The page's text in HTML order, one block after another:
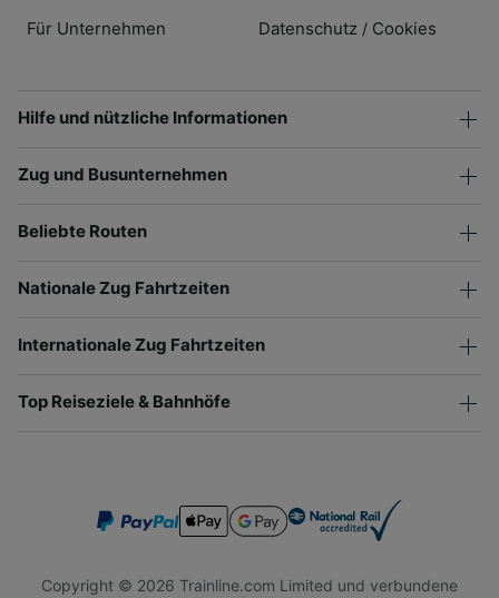
Für Unternehmen Datenschutz / Cookies
Hilfe und nützliche Informationen
Zug und Busunternehmen
Beliebte Routen
Nationale Zug Fahrtzeiten
Internationale Zug Fahrtzeiten
Top Reiseziele & Bahnhöfe
Copyright © 2026 Trainline.com Limited und verbundene